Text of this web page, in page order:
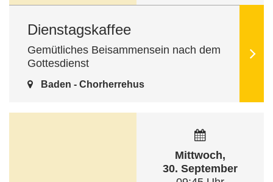
Dienstagskaffee
Baden - Chorherrehus
Gemütliches Beisammensein nach dem
Gottesdienst
Mittwoch,
30. September